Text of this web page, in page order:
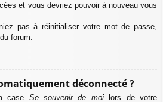
et vous devriez pouvoir à nouveau vous
pas à réinitialiser votre mot de passe,
forum.
déconnecté ?
case Se souvenir de moilors de votre